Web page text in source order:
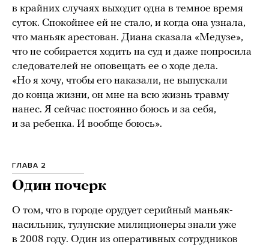
в крайних случаях выходит одна в темное время
суток. Спокойнее ей не стало, и когда она узнала,
что маньяк арестован. Диана сказала «Медузе»,
что не собирается ходить на суд и даже попросила
следователей не оповещать ее о ходе дела.
«Но я хочу, чтобы его наказали, не выпускали
до конца жизни, он мне на всю жизнь травму
нанес. Я сейчас постоянно боюсь и за себя,
и за ребенка. И вообще боюсь».
ГЛАВА 2
Один почерк
О том, что в городе орудует серийный маньяк-
насильник, тулунские милиционеры знали уже
в 2008 году. Один из оперативных сотрудников